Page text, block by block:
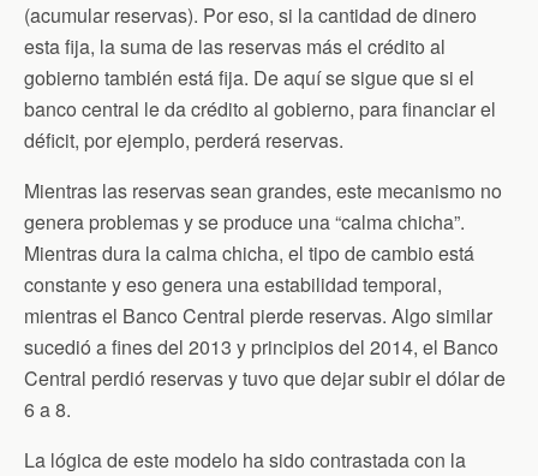
(acumular reservas). Por eso, si la cantidad de dinero
esta fija, la suma de las reservas más el crédito al
gobierno también está fija. De aquí se sigue que si el
banco central le da crédito al gobierno, para financiar el
déficit, por ejemplo, perderá reservas.
Mientras las reservas sean grandes, este mecanismo no
genera problemas y se produce una “calma chicha”.
Mientras dura la calma chicha, el tipo de cambio está
constante y eso genera una estabilidad temporal,
mientras el Banco Central pierde reservas. Algo similar
sucedió a fines del 2013 y principios del 2014, el Banco
Central perdió reservas y tuvo que dejar subir el dólar de
6 a 8.
La lógica de este modelo ha sido contrastada con la